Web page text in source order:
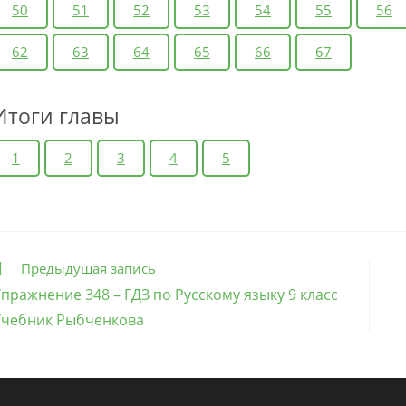
50 51 52 53 54 55 56
62 63 64 65 66 67
главы
1 2 3 4 5
Предыдущая запись
348 – ГДЗ по Русскому языку 9 класс
Рыбченкова